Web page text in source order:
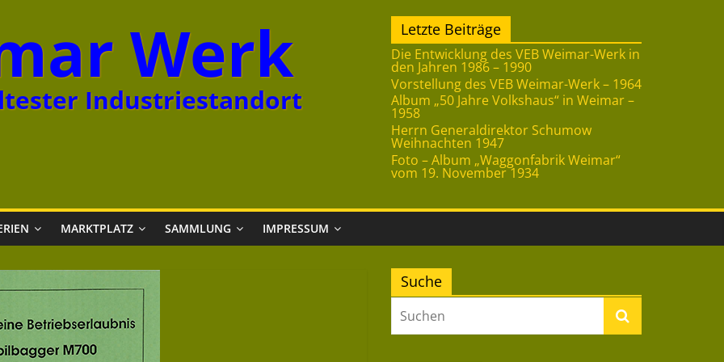
Werk
Industriestandort
Letzte Beiträge
Die Entwicklung des VEB Weimar-Werk in
den Jahren 1986 – 1990
Vorstellung des VEB Weimar-Werk – 1964
Album „50 Jahre Volkshaus“ in Weimar –
1958
Herrn Generaldirektor Schumow
Weihnachten 1947
Foto – Album „Waggonfabrik Weimar“
vom 19. November 1934
MARKTPLATZ SAMMLUNG IMPRESSUM
Suche